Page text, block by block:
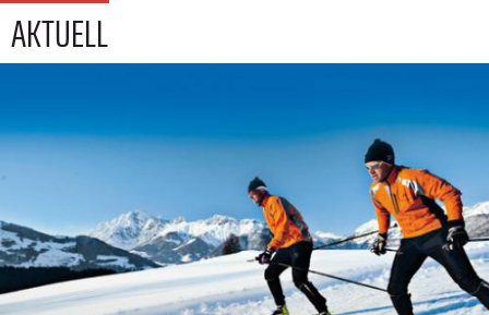
AKTUELL